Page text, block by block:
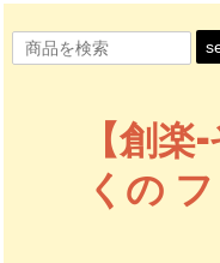
【創
くの